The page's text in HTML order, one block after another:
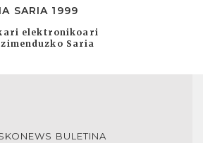
SARIA 1999
elektronikoari
Saria
BULETINA